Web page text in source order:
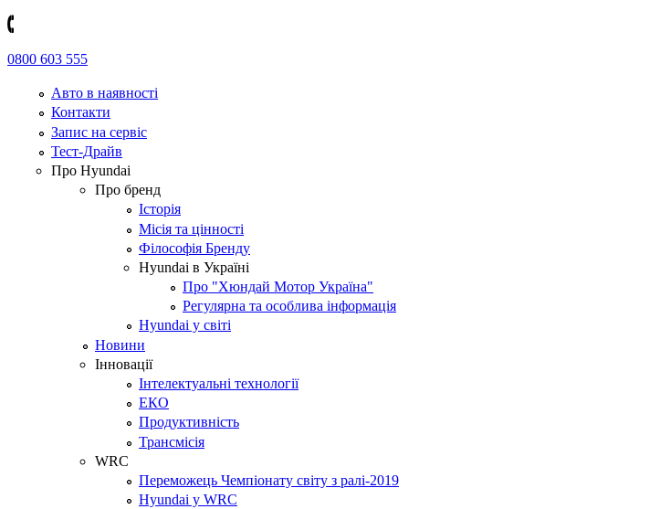
0800 603 555
Авто в наявності
Контакти
Запис на сервіс
Тест-Драйв
Про Hyundai
Про бренд
Історія
Місія та цінності
Філософія Бренду
Hyundai в Україні
Про "Хюндай Мотор Україна"
Регулярна та особлива інформація
Hyundai у світі
Новини
Інновації
Інтелектуальні технології
ЕКО
Продуктивність
Трансмісія
WRC
Переможець Чемпіонату світу з ралі-2019
Hyundai у WRC